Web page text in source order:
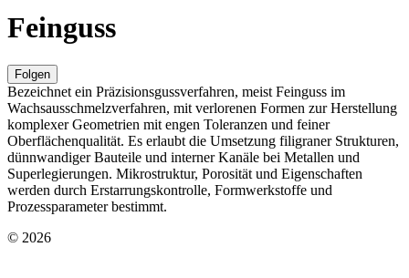
Feinguss
Folgen
Bezeichnet ein Präzisionsgussverfahren, meist Feinguss im
Wachsausschmelzverfahren, mit verlorenen Formen zur Herstellung
komplexer Geometrien mit engen Toleranzen und feiner
Oberflächenqualität. Es erlaubt die Umsetzung filigraner Strukturen,
dünnwandiger Bauteile und interner Kanäle bei Metallen und
Superlegierungen. Mikrostruktur, Porosität und Eigenschaften
werden durch Erstarrungskontrolle, Formwerkstoffe und
Prozessparameter bestimmt.
© 2026